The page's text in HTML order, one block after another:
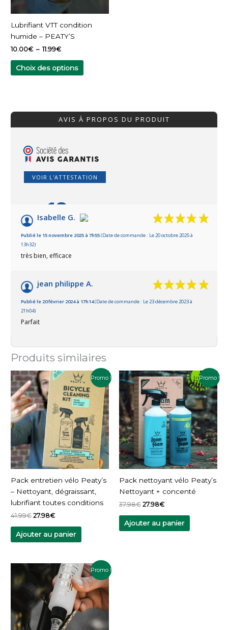
Lubrifiant VTT condition
humide – PEATY’S
10.00€ – 11.99€
Choix des options
choisies
produit
AVIS À PROPOS DU PRODUIT
VOIR L'ATTESTATION
10/10
Basé sur 2 avis
Isabelle G.
Publié le 15 novembre 2025 à 7h55(Date de commande : Le 20 octobre 2025 à
13h32)
très bien, efficace
jean philippe A.
Publié le 20 février 2024 à 17h14(Date de commande : Le 23 décembre 2023 à
21h04)
Parfait
Produits similaires
Promo !
Pack entretien vélo Peaty’s
– Nettoyant, dégraissant,
lubrifiant toutes conditions
41.99€
Le
prix
initial
était :
41.99€.
27.98€
Le
prix
actuel
est :
27.98€.
Ajouter au panier
Promo !
Pack nettoyant vélo Peaty’s
Nettoyant + concenté
37.98€
Le
prix
initial
était :
37.98€.
27.98€
Le
prix
actuel
est :
27.98€.
Ajouter au panier
Promo !
Plage
de
prix :
10.98€
17.20€
Ce
produit
a
plusieurs
variations.
Les